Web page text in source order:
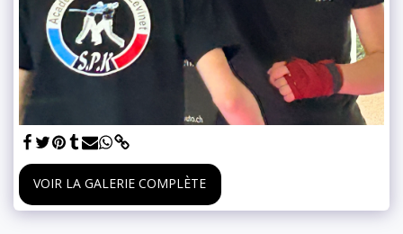
VOIR LA GALERIE COMPLÈTE